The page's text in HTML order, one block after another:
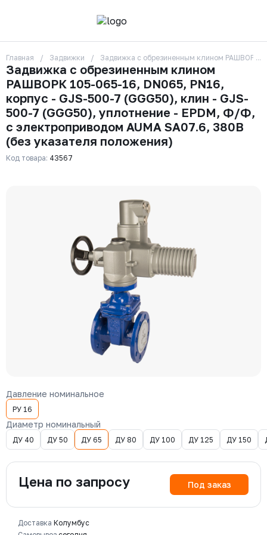
О компании
Контакты
Бренды
Отзывы
Сотрудники
Вакансии
Доставка
Оплата
Вопрос-ответ
Заказать звонок
zakaz325@ks-rus.com
Email для связи
Одинцово, Внуковская 9, пав. 31
Пункт выдачи заказов
Главная Задвижки Задвижка с обрезиненным клином РАШВОРК
Задвижка с обрезиненным клином
РАШВОРК 105-065-16, DN065, PN16,
корпус - GJS-500-7 (GGG50), клин - GJS-
500-7 (GGG50), уплотнение - EPDM, Ф/Ф,
с электроприводом AUMA SA07.6, 380В
(без указателя положения)
Код товара: 43567
Давление номинальное
РУ 16
Диаметр номинальный
ДУ 40 ДУ 50 ДУ 65 ДУ 80 ДУ 100 ДУ 125 ДУ 150
Цена по запросу Под заказ
Доставка Колумбус